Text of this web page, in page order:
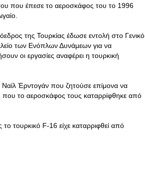
που έπεσε το αεροσκάφος του το 1996
της Τουρκίας έδωσε εντολή στο Γενικό
των Ενόπλων Δυνάμεων για να
οι εργασίες αναφέρει η τουρκική
Έρντογάν που ζητούσε επίμονα να
που το αεροσκάφος τους καταρρίφθηκε από
τουρκικό F-16 είχε καταρριφθεί από